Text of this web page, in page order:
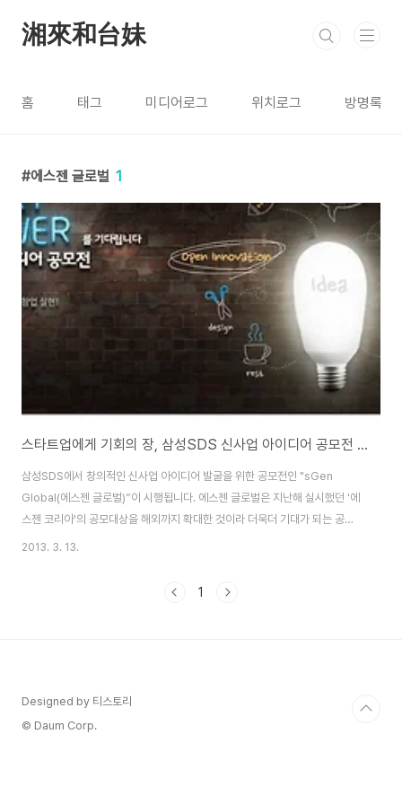
湘來和台妹
홈 태그 미디어로그 위치로그 방명록
에스젠 글로벌 1
스타트업에게 기회의 장, 삼성SDS 신사업 아이디어 공모전 에스젠 글로벌(sGen Global)
삼성SDS에서 창의적인 신사업 아이디어 발굴을 위한 공모전인 "sGen
Global(에스젠 글로벌)”이 시행됩니다. 에스젠 글로벌은 지난해 실시했던 '에
스젠 코리아'의 공모대상을 해외까지 확대한 것이라 더욱더 기대가 되는 공모
전입니다.총 상금 6,500만원에 달하는데요. 14세 이상이면 누구라도 참여할
를 재미있게 해줄 수 있는 당신의 Smart Answer를 기다린다는 모토로 진행
2013. 3. 13.
1
Designed by 티스토리
© Daum Corp.